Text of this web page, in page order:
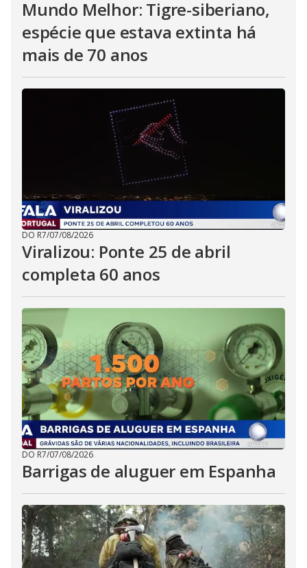
Mundo Melhor: Tigre-siberiano,
espécie que estava extinta há
mais de 70 anos
DO R7/07/08/2026
Viralizou: Ponte 25 de abril
completa 60 anos
DO R7/07/08/2026
Barrigas de aluguer em Espanha